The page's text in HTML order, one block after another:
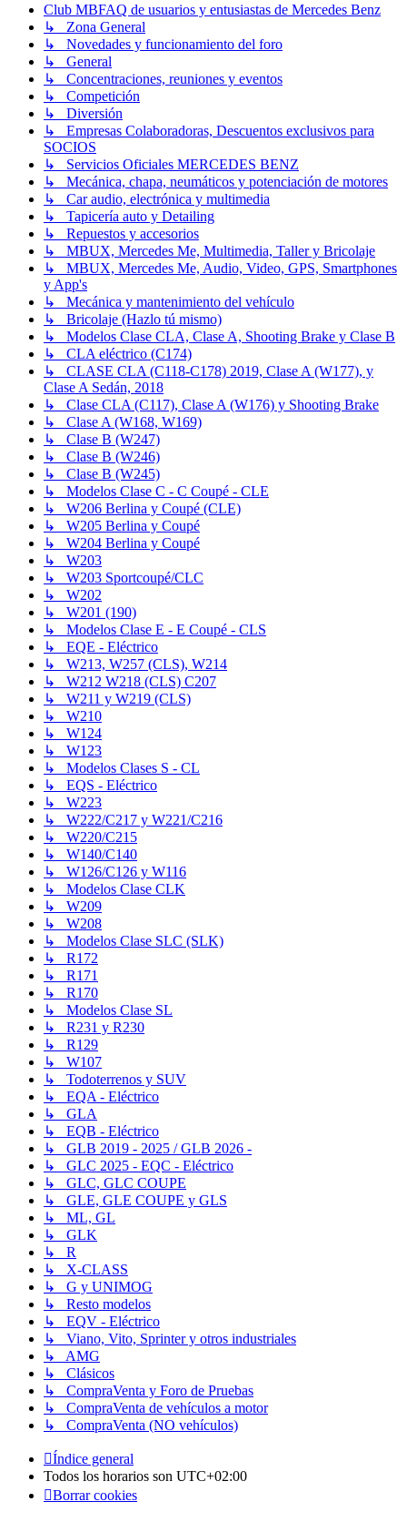
Club MBFAQ de usuarios y entusiastas de Mercedes Benz
↳ Zona General
↳ Novedades y funcionamiento del foro
↳ General
↳ Concentraciones, reuniones y eventos
↳ Competición
↳ Diversión
↳ Empresas Colaboradoras, Descuentos exclusivos para
SOCIOS
↳ Servicios Oficiales MERCEDES BENZ
↳ Mecánica, chapa, neumáticos y potenciación de motores
↳ Car audio, electrónica y multimedia
↳ Tapicería auto y Detailing
↳ Repuestos y accesorios
↳ MBUX, Mercedes Me, Multimedia, Taller y Bricolaje
↳ MBUX, Mercedes Me, Audio, Video, GPS, Smartphones
y App's
↳ Mecánica y mantenimiento del vehículo
↳ Bricolaje (Hazlo tú mismo)
↳ Modelos Clase CLA, Clase A, Shooting Brake y Clase B
↳ CLA eléctrico (C174)
↳ CLASE CLA (C118-C178) 2019, Clase A (W177), y
Clase A Sedán, 2018
↳ Clase CLA (C117), Clase A (W176) y Shooting Brake
↳ Clase A (W168, W169)
↳ Clase B (W247)
↳ Clase B (W246)
↳ Clase B (W245)
↳ Modelos Clase C - C Coupé - CLE
↳ W206 Berlina y Coupé (CLE)
↳ W205 Berlina y Coupé
↳ W204 Berlina y Coupé
↳ W203
↳ W203 Sportcoupé/CLC
↳ W202
↳ W201 (190)
↳ Modelos Clase E - E Coupé - CLS
↳ EQE - Eléctrico
↳ W213, W257 (CLS), W214
↳ W212 W218 (CLS) C207
↳ W211 y W219 (CLS)
↳ W210
↳ W124
↳ W123
↳ Modelos Clases S - CL
↳ EQS - Eléctrico
↳ W223
↳ W222/C217 y W221/C216
↳ W220/C215
↳ W140/C140
↳ W126/C126 y W116
↳ Modelos Clase CLK
↳ W209
↳ W208
↳ Modelos Clase SLC (SLK)
↳ R172
↳ R171
↳ R170
↳ Modelos Clase SL
↳ R231 y R230
↳ R129
↳ W107
↳ Todoterrenos y SUV
↳ EQA - Eléctrico
↳ GLA
↳ EQB - Eléctrico
↳ GLB 2019 - 2025 / GLB 2026 -
↳ GLC 2025 - EQC - Eléctrico
↳ GLC, GLC COUPE
↳ GLE, GLE COUPE y GLS
↳ ML, GL
↳ GLK
↳ R
↳ X-CLASS
↳ G y UNIMOG
↳ Resto modelos
↳ EQV - Eléctrico
↳ Viano, Vito, Sprinter y otros industriales
↳ AMG
↳ Clásicos
↳ CompraVenta y Foro de Pruebas
↳ CompraVenta de vehículos a motor
↳ CompraVenta (NO vehículos)
Índice general
Todos los horarios son UTC+02:00
Borrar cookies